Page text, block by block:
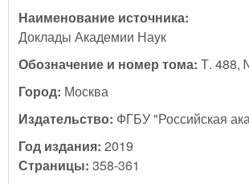
Наименование источника:
Доклады Академии Наук
Обозначение и номер тома: Т. 488,
Город: Москва
Издательство: ФГБУ "Российская
Год издания: 2019
Страницы: 358-361